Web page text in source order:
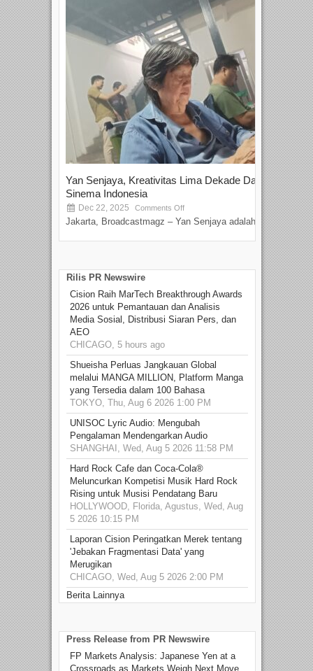
Yan Senjaya, Kreativitas Lima Dekade Dalam
Sinema Indonesia
Dec 22, 2025 Comments Off
Jakarta, Broadcastmagz – Yan Senjaya adalah...
Rilis PR Newswire
Cision Raih MarTech Breakthrough Awards
2026 untuk Pemantauan dan Analisis
Media Sosial, Distribusi Siaran Pers, dan
AEO
CHICAGO, 5 hours ago
Shueisha Perluas Jangkauan Global
melalui MANGA MILLION, Platform Manga
yang Tersedia dalam 100 Bahasa
TOKYO, Thu, Aug 6 2026 1:00 PM
UNISOC Lyric Audio: Mengubah
Pengalaman Mendengarkan Audio
SHANGHAI, Wed, Aug 5 2026 11:58 PM
Hard Rock Cafe dan Coca-Cola®
Meluncurkan Kompetisi Musik Hard Rock
Rising untuk Musisi Pendatang Baru
HOLLYWOOD, Florida, Agustus, Wed, Aug
5 2026 10:15 PM
Laporan Cision Peringatkan Merek tentang
'Jebakan Fragmentasi Data' yang
Merugikan
CHICAGO, Wed, Aug 5 2026 2:00 PM
Berita Lainnya
Press Release from PR Newswire
FP Markets Analysis: Japanese Yen at a
Crossroads as Markets Weigh Next Move